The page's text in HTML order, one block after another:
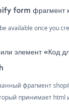
form фрагмент
available once you
элемент «Код
фрагмент
принимает html